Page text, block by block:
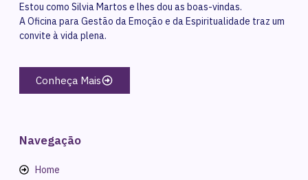
Estou como Silvia Martos e lhes dou as boas-vindas.
A Oficina para Gestão da Emoção e da Espiritualidade traz um
convite à vida plena.
Conheça Mais
Navegação
Home